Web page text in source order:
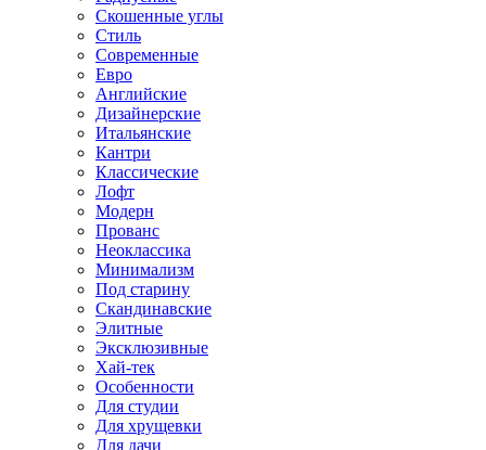
Скошенные углы
Стиль
Современные
Евро
Английские
Дизайнерские
Итальянские
Кантри
Классические
Лофт
Модерн
Прованс
Неоклассика
Минимализм
Под старину
Скандинавские
Элитные
Эксклюзивные
Хай-тек
Особенности
Для студии
Для хрущевки
Для дачи